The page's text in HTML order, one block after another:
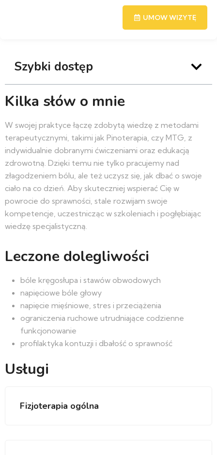
UMOW WIZYTĘ
Szybki dostęp
Kilka słów o mnie
W swojej praktyce łączę zdobytą wiedzę z metodami
terapeutycznymi, takimi jak Pinoterapia, czy MTG, z
indywidualnie dobranymi ćwiczeniami oraz edukacją
zdrowotną. Dzięki temu nie tylko pracujemy nad
złagodzeniem bólu, ale też uczysz się, jak dbać o swoje
ciało na co dzień. Aby skuteczniej wspierać Cię w
powrocie do sprawności, stale rozwijam swoje
kompetencje, uczestnicząc w szkoleniach i pogłębiając
wiedzę specjalistyczną.
Leczone dolegliwości
bóle kręgosłupa i stawów obwodowych
napięciowe bóle głowy
napięcie mięśniowe, stres i przeciążenia
ograniczenia ruchowe utrudniające codzienne
funkcjonowanie
profilaktyka kontuzji i dbałość o sprawność
Usługi
Fizjoterapia ogólna